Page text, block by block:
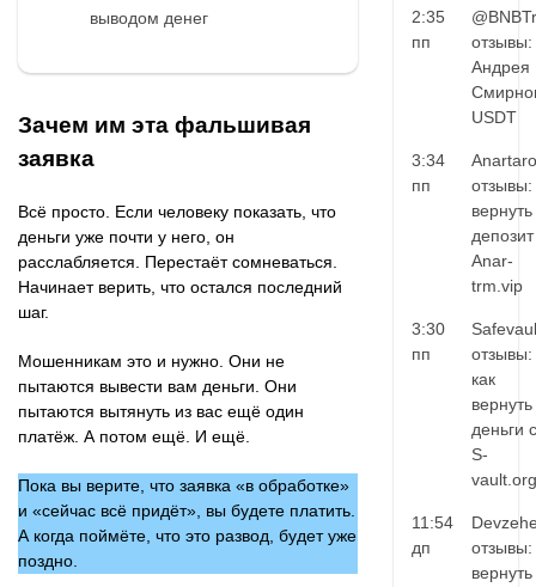
выводом денег
Зачем им эта фальшивая
заявка
Всё просто. Если человеку показать, что
деньги уже почти у него, он
расслабляется. Перестаёт сомневаться.
Начинает верить, что остался последний
шаг.
Мошенникам это и нужно. Они не
пытаются вывести вам деньги. Они
пытаются вытянуть из вас ещё один
платёж. А потом ещё. И ещё.
Пока вы верите, что заявка «в обработке»
и «сейчас всё придёт», вы будете платить.
А когда поймёте, что это развод, будет уже
поздно.
2:35
пп
Андрея
USDT
3:34
пп
отзывы:
вернуть
Anar-
trm.vip
3:30
пп
отзывы:
как
вернуть
деньги с
S-
vault.org
11:54
дп
отзывы:
вернуть